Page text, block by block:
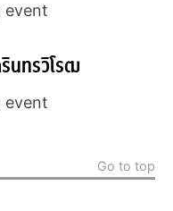
event
นทรวิโรฒ
event
Go to top